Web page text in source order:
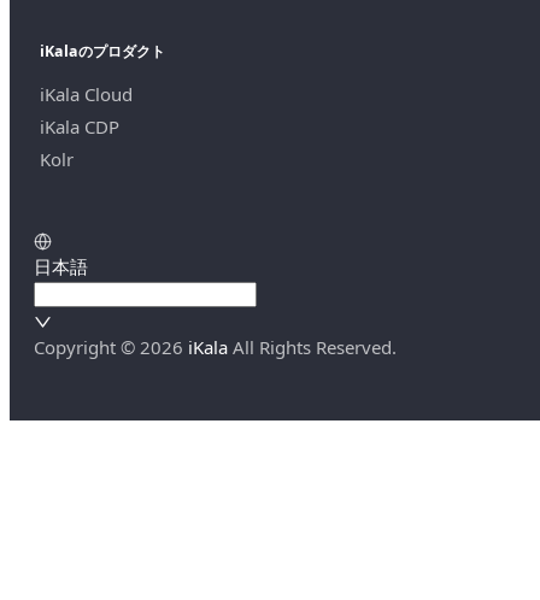
iKalaのプロダクト
iKala Cloud
iKala CDP
Kolr
日本語
Copyright © 2026 iKala All Rights Reserved.